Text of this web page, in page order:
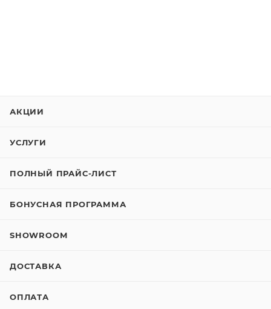
АКЦИИ
УСЛУГИ
ПОЛНЫЙ ПРАЙС-ЛИСТ
БОНУСНАЯ ПРОГРАММА
SHOWROOM
ДОСТАВКА
ОПЛАТА